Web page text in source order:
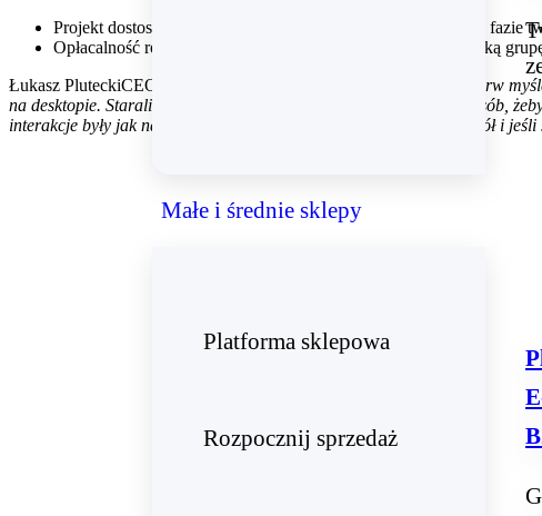
Małe i średnie sklepy
Platforma sklepowa
Rozpocznij sprzedaż
Projekt dostosowany do budżetu firmy typu MŚP, zarówno w fazie
Opłacalność rozwiązania, biorąc pod uwagę stosunkowo wąską
Łukasz PluteckiCEO AtomStore
Robiąc makiety i później UI, najpierw
na desktopie. Staraliśmy się jak najwięcej decyzji podjąć w taki sposób,
interakcje były jak najszybsze. Nawigacja została przeniesiona na dół i